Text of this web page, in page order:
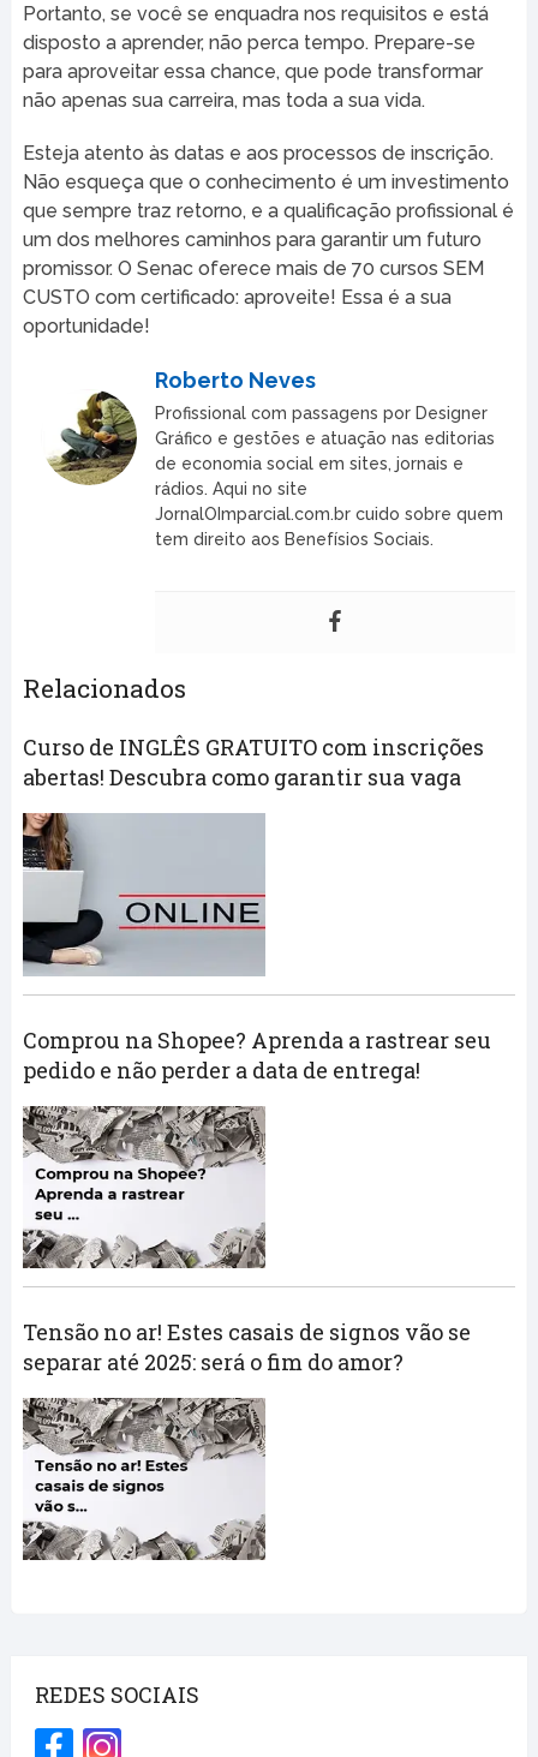
Portanto, se você se enquadra nos requisitos e está
disposto a aprender, não perca tempo. Prepare-se
para aproveitar essa chance, que pode transformar
não apenas sua carreira, mas toda a sua vida.
Esteja atento às datas e aos processos de inscrição.
Não esqueça que o conhecimento é um investimento
que sempre traz retorno, e a qualificação profissional é
um dos melhores caminhos para garantir um futuro
promissor. O Senac oferece mais de 70 cursos SEM
CUSTO com certificado: aproveite! Essa é a sua
oportunidade!
Roberto Neves
Profissional com passagens por Designer
Gráfico e gestões e atuação nas editorias
de economia social em sites, jornais e
rádios. Aqui no site
JornalOImparcial.com.br cuido sobre quem
tem direito aos Benefísios Sociais.
Relacionados
Curso de INGLÊS GRATUITO com inscrições
abertas! Descubra como garantir sua vaga
Comprou na Shopee? Aprenda a rastrear seu
pedido e não perder a data de entrega!
Tensão no ar! Estes casais de signos vão se
separar até 2025: será o fim do amor?
REDES SOCIAIS